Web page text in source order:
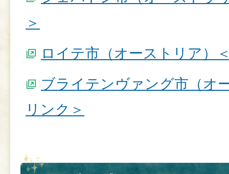
＞
ロイテ市（オーストリア）
ブライテンヴァング市（オ
リンク＞